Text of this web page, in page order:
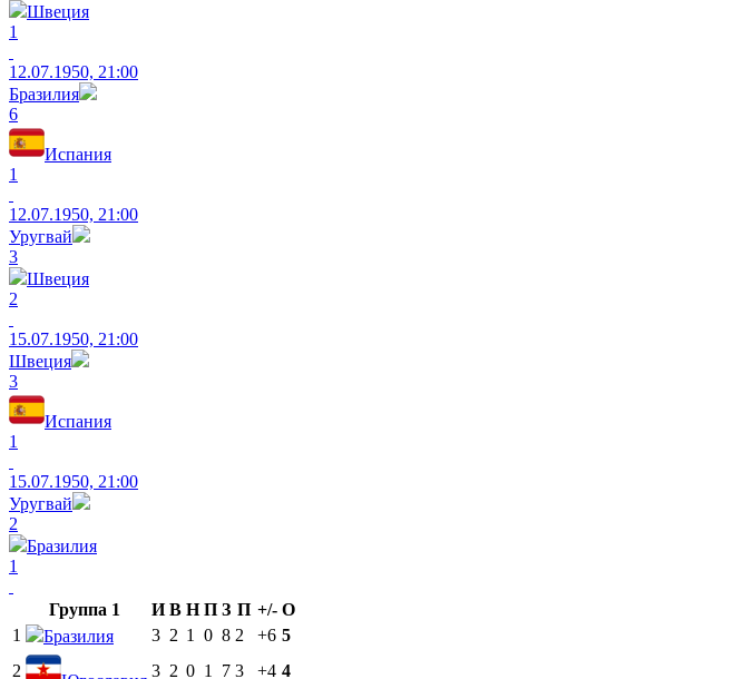
Швеция
1
12.07.1950, 21:00
Бразилия
6
Испания
1
12.07.1950, 21:00
Уругвай
3
Швеция
2
15.07.1950, 21:00
Швеция
3
Испания
1
15.07.1950, 21:00
Уругвай
2
Бразилия
1
Группа 1 И В Н П З П +/- О
1
Бразилия 3 2 1 0 8 2 +6 5
2
3 2 0 1 7 3 +4 4